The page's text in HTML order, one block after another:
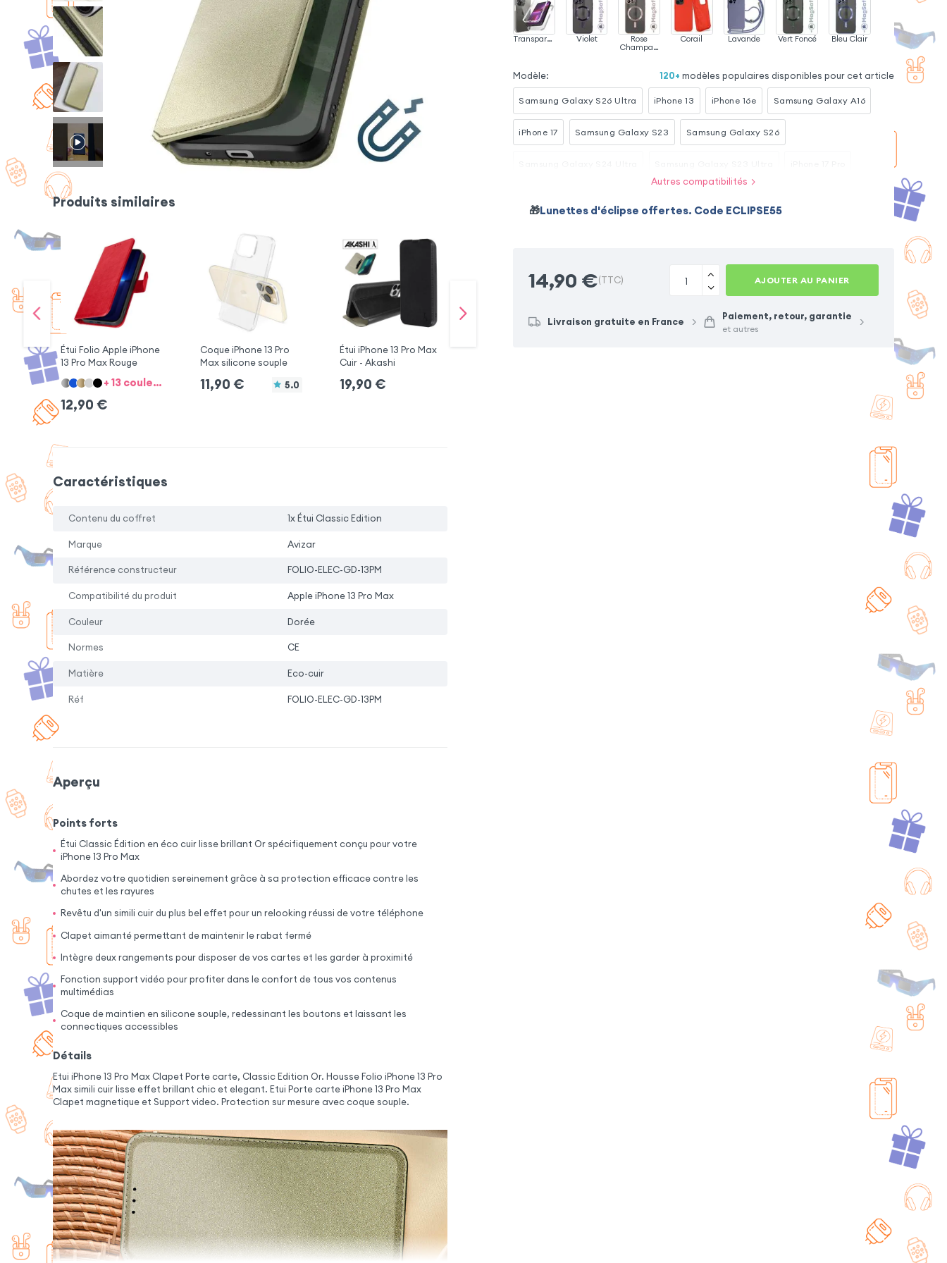
Produits similaires
Étui Folio Apple iPhone
13 Pro Max Rouge
+ 13 couleurs + 1 modèle
12,90 €
Coque iPhone 13 Pro
Max silicone souple
11,90 € 5.0
Étui iPhone 13 Pro Max
Cuir - Akashi
19,90 €
Caractéristiques
Contenu du coffret 1x Étui Classic Edition
Marque Avizar
Référence constructeur FOLIO-ELEC-GD-13PM
Compatibilité du produit Apple iPhone 13 Pro Max
Couleur Dorée
Normes CE
Matière Eco-cuir
Réf FOLIO-ELEC-GD-13PM
Aperçu
Points forts
Étui Classic Édition en éco cuir lisse brillant Or spécifiquement conçu pour votre
iPhone 13 Pro Max
Abordez votre quotidien sereinement grâce à sa protection efficace contre les
chutes et les rayures
Revêtu d'un simili cuir du plus bel effet pour un relooking réussi de votre téléphone
Clapet aimanté permettant de maintenir le rabat fermé
Intègre deux rangements pour disposer de vos cartes et les garder à proximité
Fonction support vidéo pour profiter dans le confort de tous vos contenus
multimédias
Coque de maintien en silicone souple, redessinant les boutons et laissant les
connectiques accessibles
Détails
Etui iPhone 13 Pro Max Clapet Porte carte, Classic Edition Or. Housse Folio iPhone 13 Pro
Max simili cuir lisse effet brillant chic et elegant. Etui Porte carte iPhone 13 Pro Max
Clapet magnetique et Support video. Protection sur mesure avec coque souple.
Transparent Violet
Rose
Champag
Corail Lavande Vert Foncé Bleu Clair
Modèle: 120+ modèles populaires disponibles pour cet article
Samsung Galaxy S26 Ultra iPhone 13 iPhone 16e Samsung Galaxy A16
iPhone 17 Samsung Galaxy S23 Samsung Galaxy S26
Autres compatibilités
🎁Lunettes d'éclipse offertes. Code ECLIPSE55
14,90 €(TTC) AJOUTER AU PANIER
Livraison gratuite en France Paiement, retour, garantie
et autres